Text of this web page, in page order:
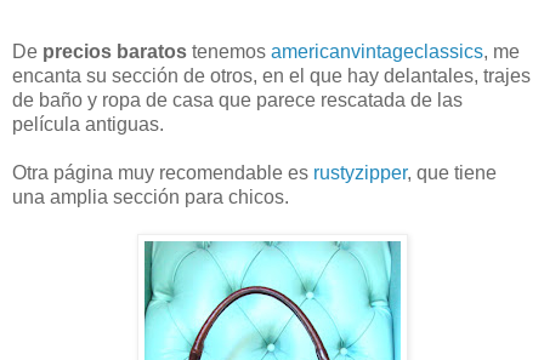
De precios baratos tenemos americanvintageclassics, me
encanta su sección de otros, en el que hay delantales, trajes
de baño y ropa de casa que parece rescatada de las
película antiguas.
Otra página muy recomendable es rustyzipper, que tiene
una amplia sección para chicos.